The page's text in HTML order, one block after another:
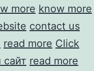
more know more
contact us
read more Click
read more